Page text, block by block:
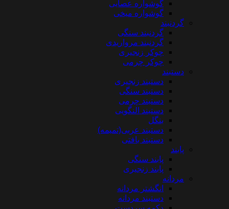
گوشواره عصایی
گوشواره میخی
گردنبند
گردنبند سنگی
گردنبند مرواریدی
چوکر زنجیری
چوکر چرمی
دستبند
دستبند زنجیری
دستبند سنگی
دستبند چرمی
دستبند النگویی
بنگل
دستبند عربی(تمیمه)
دستبند بافتی
پابند
پابند سنگی
پابند زنجیری
مردانه
انگشتر مردانه
دستبند مردانه